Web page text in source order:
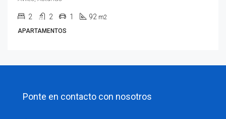
2 2 1 92 m2
APARTAMENTOS
Ponte en contacto con nosotros